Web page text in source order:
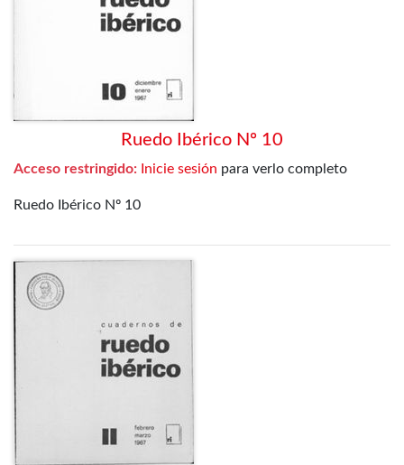
Ruedo Ibérico Nº 10
Acceso restringido: Inicie sesión para verlo completo
Ruedo Ibérico Nº 10